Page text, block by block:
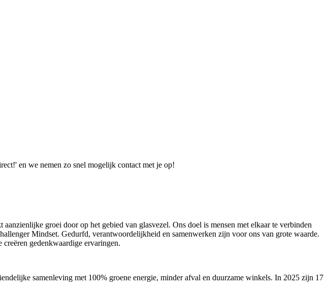
en we nemen zo snel mogelijk contact met je op!
groei door op het gebied van glasvezel. Ons doel is mensen met elkaar te verbinden
Mindset. Gedurfd, verantwoordelijkheid en samenwerken zijn voor ons van grote waarde.
gedenkwaardige ervaringen.
samenleving met 100% groene energie, minder afval en duurzame winkels. In 2025 zijn 17